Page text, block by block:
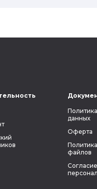
данных
Оферта
файлов